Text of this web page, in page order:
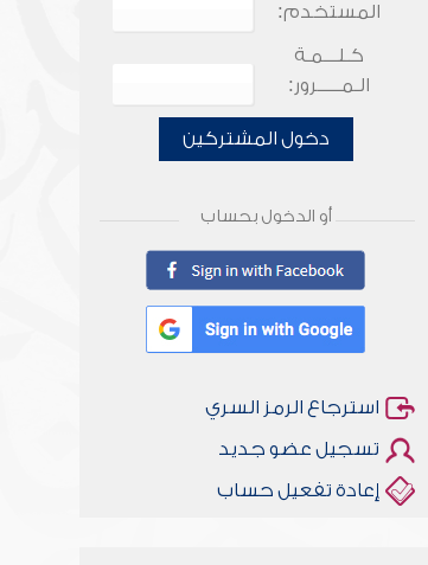
المستخدم:
كـلـــمـة
الـمـــــرور:
دخول المشتركين
أو الدخول بحساب
استرجاع الرمز السري
تسجيل عضو جديد
إعادة تفعيل حساب